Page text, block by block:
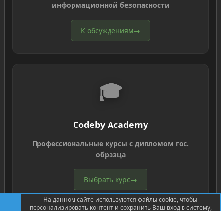
информационной безопасности
К обсуждениям→
🎓
Codeby Academy
Профессиональные курсы с дипломом гос.
образца
Выбрать курс→
На данном сайте используются файлы cookie, чтобы
персонализировать контент и сохранить Ваш вход в систему,